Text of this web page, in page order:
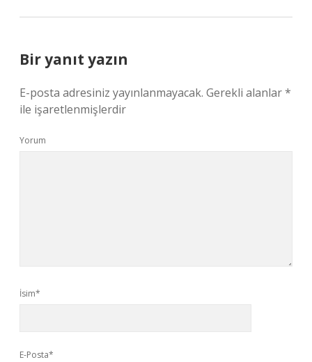
Bir yanıt yazın
E-posta adresiniz yayınlanmayacak. Gerekli alanlar*
ile işaretlenmişlerdir
Yorum
İsim*
E-Posta*